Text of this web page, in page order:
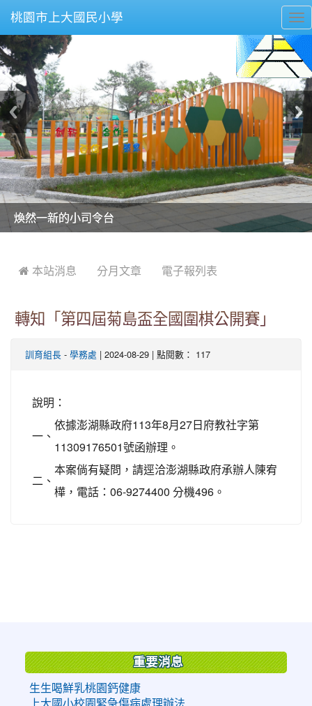
桃園市上大國民小學
美麗的操場是我們活力的來源
美麗的操場是我們活力的來源
煥然一新的小司令台
煥然一新的小司令台
富含桃園埤塘田園風光意象的中廊
富含桃園埤塘田園風光意象的中廊
嶄新的中庭廣場
嶄新的中庭廣場
水生池生生不息
水生池生生不息
 本站消息 分月文章 電子報列表
轉知「第四屆菊島盃全國圍棋公開賽」
訓育組長 - 學務處 | 2024-08-29 | 點閱數： 117
說明：
一、
依據澎湖縣政府113年8月27日府教社字第
11309176501號函辦理。
二、
本案倘有疑問，請逕洽澎湖縣政府承辦人陳宥
樺，電話：06-9274400 分機496。
重要消息
生生喝鮮乳桃園鈣健康
上大國小校園緊急傷病處理辦法